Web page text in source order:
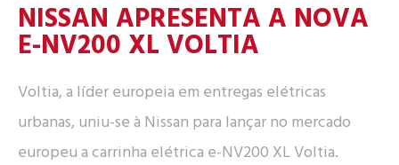
NISSAN APRESENTA A NOVA
E-NV200 XL VOLTIA
Voltia, a líder europeia em entregas elétricas
urbanas, uniu-se à Nissan para lançar no mercado
europeu a carrinha elétrica e-NV200 XL Voltia.